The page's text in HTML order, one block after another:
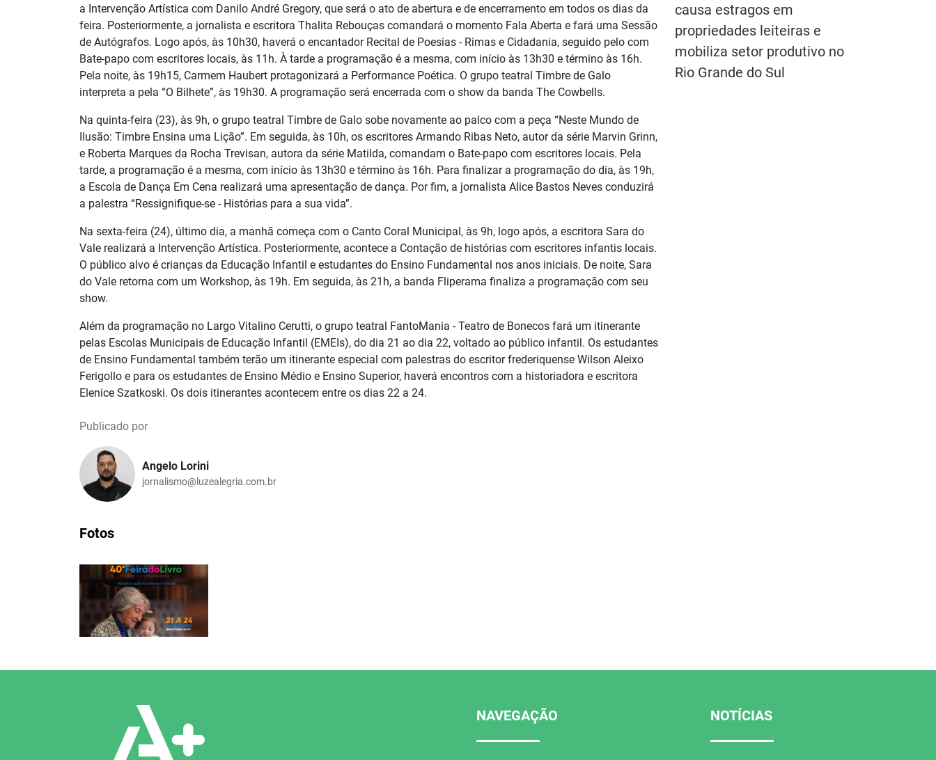
a Intervenção Artística com Danilo André Gregory, que será o ato de abertura e de encerramento em todos os dias da
feira. Posteriormente, a jornalista e escritora Thalita Rebouças comandará o momento Fala Aberta e fará uma Sessão
de Autógrafos. Logo após, às 10h30, haverá o encantador Recital de Poesias - Rimas e Cidadania, seguido pelo com
Bate-papo com escritores locais, às 11h. À tarde a programação é a mesma, com início às 13h30 e término às 16h.
Pela noite, às 19h15, Carmem Haubert protagonizará a Performance Poética. O grupo teatral Timbre de Galo
interpreta a pela “O Bilhete”, às 19h30. A programação será encerrada com o show da banda The Cowbells.
Na quinta-feira (23), às 9h, o grupo teatral Timbre de Galo sobe novamente ao palco com a peça “Neste Mundo de
Ilusão: Timbre Ensina uma Lição”. Em seguida, às 10h, os escritores Armando Ribas Neto, autor da série Marvin Grinn,
e Roberta Marques da Rocha Trevisan, autora da série Matilda, comandam o Bate-papo com escritores locais. Pela
tarde, a programação é a mesma, com início às 13h30 e término às 16h. Para finalizar a programação do dia, às 19h,
a Escola de Dança Em Cena realizará uma apresentação de dança. Por fim, a jornalista Alice Bastos Neves conduzirá
a palestra “Ressignifique-se - Histórias para a sua vida”.
Na sexta-feira (24), último dia, a manhã começa com o Canto Coral Municipal, às 9h, logo após, a escritora Sara do
Vale realizará a Intervenção Artística. Posteriormente, acontece a Contação de histórias com escritores infantis locais.
O público alvo é crianças da Educação Infantil e estudantes do Ensino Fundamental nos anos iniciais. De noite, Sara
do Vale retorna com um Workshop, às 19h. Em seguida, às 21h, a banda Fliperama finaliza a programação com seu
show.
Além da programação no Largo Vitalino Cerutti, o grupo teatral FantoMania - Teatro de Bonecos fará um itinerante
pelas Escolas Municipais de Educação Infantil (EMEIs), do dia 21 ao dia 22, voltado ao público infantil. Os estudantes
de Ensino Fundamental também terão um itinerante especial com palestras do escritor frederiquense Wilson Aleixo
Ferigollo e para os estudantes de Ensino Médio e Ensino Superior, haverá encontros com a historiadora e escritora
Elenice Szatkoski. Os dois itinerantes acontecem entre os dias 22 a 24.
Publicado por
Angelo Lorini
jornalismo@luzealegria.com.br
Fotos
causa estragos em
propriedades leiteiras e
mobiliza setor produtivo no
Rio Grande do Sul
NAVEGAÇÃO NOTÍCIAS